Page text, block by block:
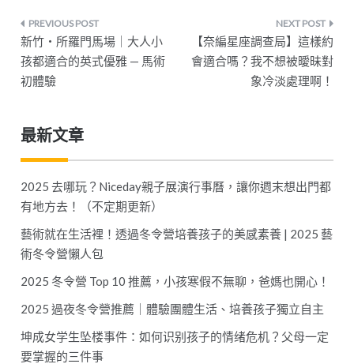
文
章
導
覽
新竹・所羅門馬場｜大人小
孩都適合的英式優雅 — 馬術
初體驗
【奈編星座調查局】這樣約
會適合嗎？我不想被曖昧對
象冷淡處理啊！
最新文章
2025 去哪玩？Niceday親子展演行事曆，讓你週末想出門都
有地方去！（不定期更新）
藝術就在生活裡！透過冬令營培養孩子的美感素養 | 2025 藝
術冬令營懶人包
2025 冬令營 Top 10 推薦，小孩寒假不無聊，爸媽也開心！
2025 過夜冬令營推薦｜體驗團體生活、培養孩子獨立自主
坤成女学生坠楼事件：如何识别孩子的情绪危机？父母一定
要掌握的三件事